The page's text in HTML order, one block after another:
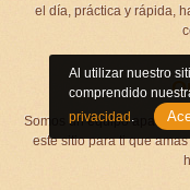
el día, práctica y rápida,
Somos un equipo
este sitio para ti que
Al utilizar nuestro
comprendido
privacidad.